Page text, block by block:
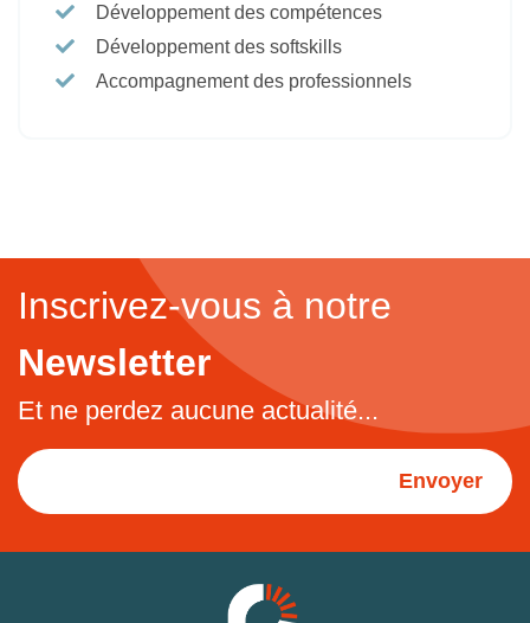
Développement des compétences
Développement des softskills
Accompagnement des professionnels
Inscrivez-vous à notre
Newsletter
Et ne perdez aucune actualité...
Envoyer